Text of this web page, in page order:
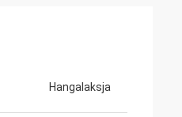
Hangalaksja